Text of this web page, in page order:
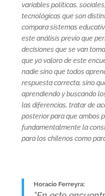
variables políticas,
tecnológicas que son
compara sistemas
este análisis previo que
decisiones que se van
que yo valoro de este
nadie sino que todos
respuesta correcta, sino
aprendiendo y buscando
las diferencias, tratar de
posterior para que ambos
fundamentalmente la
para los chilenos como
Horacio Ferreyra: